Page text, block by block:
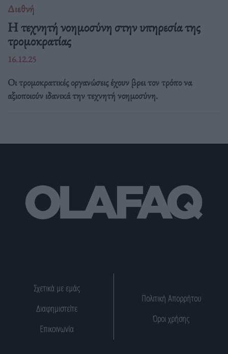
Διεθνή
Η τεχνητή νοημοσύνη στην υπηρεσία της
τρομοκρατίας
16.12.25
Οι τρομοκρατικές οργανώσεις έχουν βρει τον τρόπο να
αξιοποιούν ιδανικά την τεχνητή νοημοσύνη.
Σχετικά με εμάς
Διαφημιστείτε
Επικοινωνία
Πολιτική Απορρήτου
Όροι χρήσης